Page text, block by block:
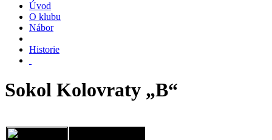
Úvod
O klubu
Nábor
Historie
Sokol Kolovraty „B“